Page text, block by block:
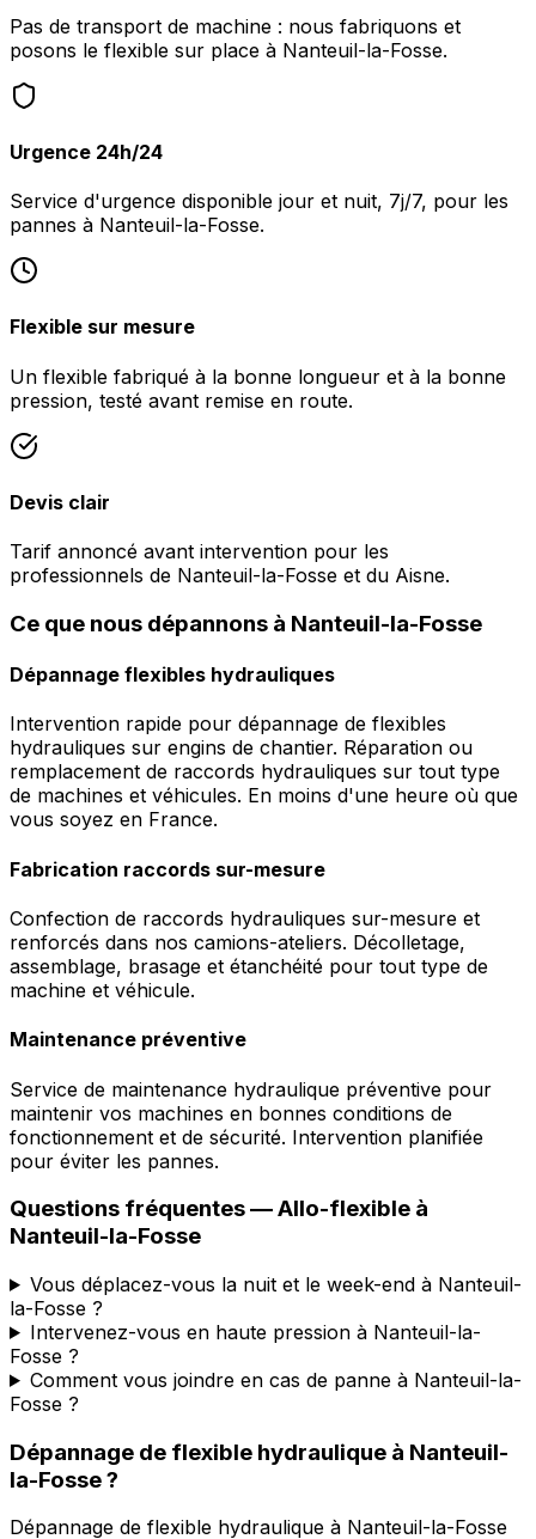
Pas de transport de machine : nous fabriquons et
posons le flexible sur place à Nanteuil-la-Fosse.
Urgence 24h/24
Service d'urgence disponible jour et nuit, 7j/7, pour les
pannes à Nanteuil-la-Fosse.
Flexible sur mesure
Un flexible fabriqué à la bonne longueur et à la bonne
pression, testé avant remise en route.
Devis clair
Tarif annoncé avant intervention pour les
professionnels de Nanteuil-la-Fosse et du Aisne.
Ce que nous dépannons à Nanteuil-la-Fosse
Dépannage flexibles hydrauliques
Intervention rapide pour dépannage de flexibles
hydrauliques sur engins de chantier. Réparation ou
remplacement de raccords hydrauliques sur tout type
de machines et véhicules. En moins d'une heure où que
vous soyez en France.
Fabrication raccords sur-mesure
Confection de raccords hydrauliques sur-mesure et
renforcés dans nos camions-ateliers. Décolletage,
assemblage, brasage et étanchéité pour tout type de
machine et véhicule.
Maintenance préventive
Service de maintenance hydraulique préventive pour
maintenir vos machines en bonnes conditions de
fonctionnement et de sécurité. Intervention planifiée
pour éviter les pannes.
Questions fréquentes —Allo-flexible à
Nanteuil-la-Fosse
Vous déplacez-vous la nuit et le week-end à Nanteuil-
la-Fosse ?
Intervenez-vous en haute pression à Nanteuil-la-
Fosse ?
Comment vous joindre en cas de panne à Nanteuil-la-
Fosse ?
Dépannage de flexible hydraulique à Nanteuil-
la-Fosse?
Dépannage de flexible hydraulique à Nanteuil-la-Fosse